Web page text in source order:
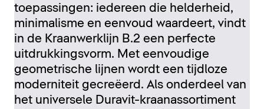
toepassingen: iedereen die helderheid,
minimalisme en eenvoud waardeert, vindt
in de Kraanwerklijn B.2 een perfecte
uitdrukkingsvorm. Met eenvoudige
geometrische lijnen wordt een tijdloze
moderniteit gecreëerd. Als onderdeel van
het universele Duravit-kraanassortiment